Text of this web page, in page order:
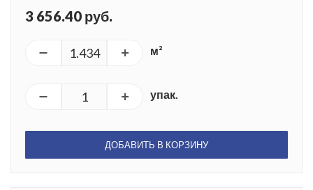
3 656.40 руб.
м²
упак.
ДОБАВИТЬ В КОРЗИНУ